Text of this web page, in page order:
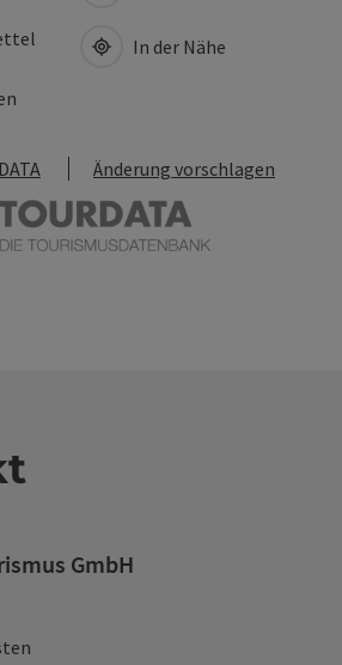
In der Nähe
Änderung vorschlagen
GmbH